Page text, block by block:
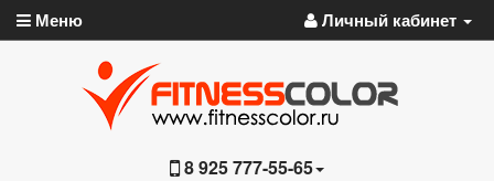
Меню Личный кабинет
8 925 777-55-65